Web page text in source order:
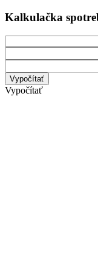
Kalkulačka
Vypočítať